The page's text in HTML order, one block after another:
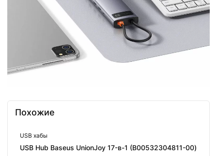
Похожие
USB хабы
USB Hub Baseus UnionJoy 17-в-1 (B00532304811-00)